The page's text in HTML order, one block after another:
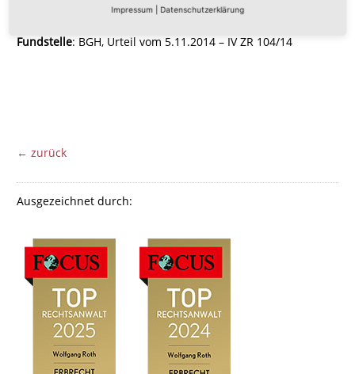
Fachanwalt für Erbrecht Wolfgang Roth.
Fundstelle: BGH, Urteil vom 5.11.2014 – IV ZR 104/14
← zurück
Ausgezeichnet durch:
Impressum Datenschutzerklärung